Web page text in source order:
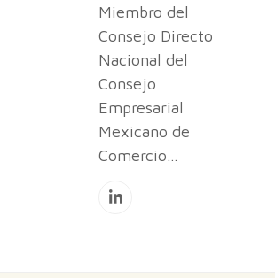
Miembro del
Consejo Directo
Nacional del
Consejo
Empresarial
Mexicano de
Comercio…
Linkedin